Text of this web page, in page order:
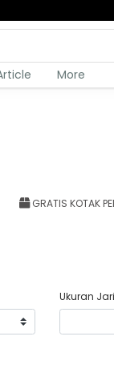
More
GRATIS KOTAK
Ukuran Jari